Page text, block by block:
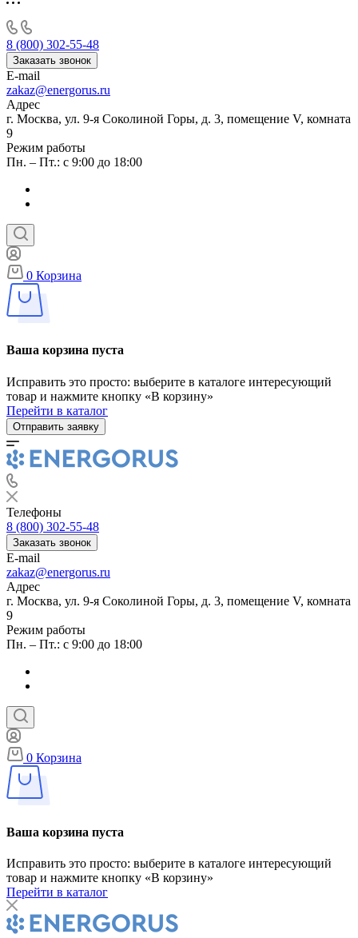
8 (800) 302-55-48
Заказать звонок
E-mail
zakaz@energorus.ru
Адрес
г. Москва, ул. 9-я Соколиной Горы, д. 3, помещение V, комната
9
Режим работы
Пн. – Пт.: с 9:00 до 18:00
0 Корзина
Ваша корзина пуста
Исправить это просто: выберите в каталоге интересующий
товар и нажмите кнопку «В корзину»
Перейти в каталог
Отправить заявку
Телефоны
8 (800) 302-55-48
Заказать звонок
E-mail
zakaz@energorus.ru
Адрес
г. Москва, ул. 9-я Соколиной Горы, д. 3, помещение V, комната
9
Режим работы
Пн. – Пт.: с 9:00 до 18:00
0 Корзина
Ваша корзина пуста
Исправить это просто: выберите в каталоге интересующий
товар и нажмите кнопку «В корзину»
Перейти в каталог